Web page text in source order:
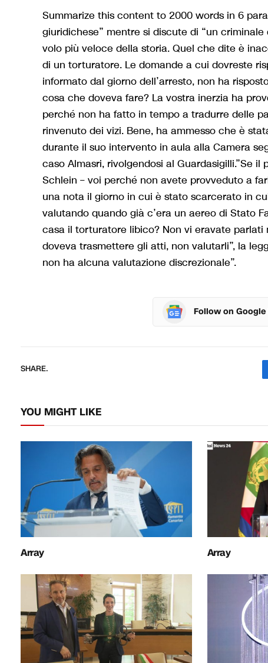
Summarize this content to 2000 words in 6
giuridichese” mentre si discute di “un
volo più veloce della storia. Quel che dite è
di un torturatore. Le domande a cui dovreste
informato dal giorno dell’arresto, non ha
cosa che doveva fare? La vostra inerzia ha
perché non ha fatto in tempo a tradurre delle
rinvenuto dei vizi. Bene, ha ammesso che è
durante il suo intervento in aula alla Camera
caso Almasri, rivolgendosi al Guardasigilli.”Se
Schlein – voi perché non avete provveduto a
una nota il giorno in cui è stato scarcerato in
valutando quando già c’era un aereo di Stato
casa il torturatore libico? Non vi eravate parlati
doveva trasmettere gli atti, non valutarli”, la
non ha alcuna valutazione discrezionale”.
Follow on Google
SHARE.
YOU MIGHT LIKE
Array Array